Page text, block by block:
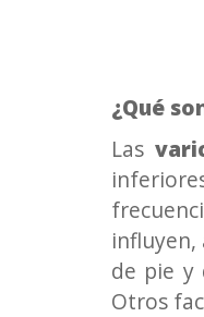
¿Qué
Las
de pie y
Otros